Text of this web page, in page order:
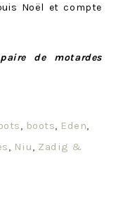
Noël et compte
de motardes
, boots, Eden,
, Niu, Zadig &